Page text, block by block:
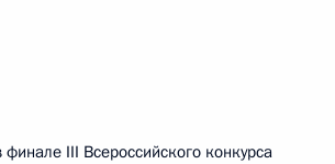
финале III Всероссийского конкурса